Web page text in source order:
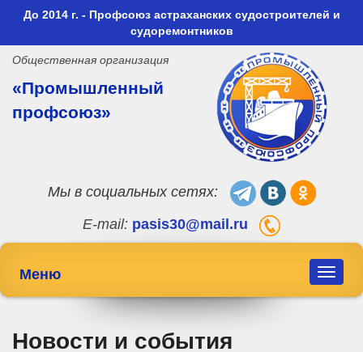
До 2014 г. - Профсоюз астраханских судостроителей и
судоремонтников
Общественная организация
«Промышленный
профсоюз»
Мы в социальных сетях:
E-mail: pasis30@mail.ru
Toggle
Меню
Новости и события